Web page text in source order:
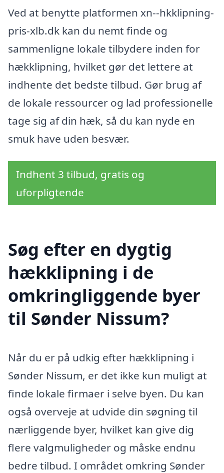
Ved at benytte platformen xn--hkklipning-
pris-xlb.dk kan du nemt finde og
sammenligne lokale tilbydere inden for
hækklipning, hvilket gør det lettere at
indhente det bedste tilbud. Gør brug af
de lokale ressourcer og lad professionelle
tage sig af din hæk, så du kan nyde en
smuk have uden besvær.
Indhent 3 tilbud, gratis og
uforpligtende
Søg efter en dygtig
hækklipning i de
omkringliggende byer
til Sønder Nissum?
Når du er på udkig efter hækklipning i
Sønder Nissum, er det ikke kun muligt at
finde lokale firmaer i selve byen. Du kan
også overveje at udvide din søgning til
nærliggende byer, hvilket kan give dig
flere valgmuligheder og måske endnu
bedre tilbud. I området omkring Sønder